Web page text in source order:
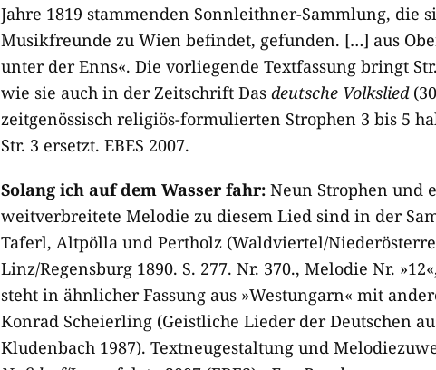
Jahre 1819 stammenden Sonnleithner-Sammlung, die
Musikfreunde zu Wien befindet, gefunden. […] aus
unter der Enns«. Die vorliegende Textfassung bringt
wie sie auch in der Zeitschrift Das deutsche Volkslied
zeitgenössisch religiös-formulierten Strophen 3 bis 5
Str. 3 ersetzt. EBES 2007.
Solang ich auf dem Wasser fahr: Neun Strophen und
weitverbreitete Melodie zu diesem Lied sind in der
Taferl, Altpölla und Pertholz (Waldviertel/
Linz/Regensburg 1890. S. 277. Nr. 370., Melodie Nr.
steht in ähnlicher Fassung aus »Westungarn« mit
Konrad Scheierling (Geistliche Lieder der Deutschen
Kludenbach 1987). Textneugestaltung und